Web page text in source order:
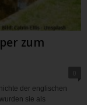
zum
der englischen
sie als